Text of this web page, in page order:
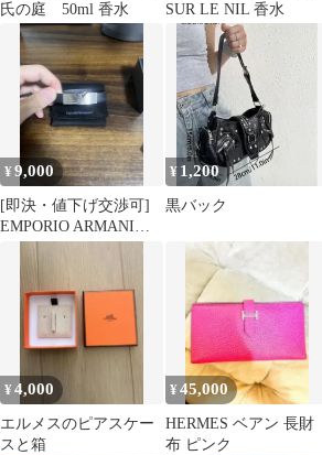
氏の庭 50ml 香水
SUR LE NIL 香水
¥9,000
[即決・値下げ交渉可]
EMPORIO ARMANIブ
¥ 1,200
黒バック
¥4,000
エルメスのピアスケー
スと箱
¥45,000
HERMES ベアン 長財
布 ピンク